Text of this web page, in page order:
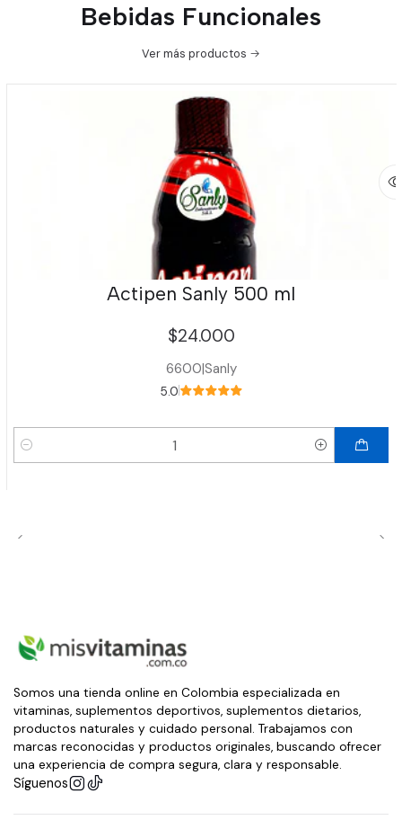
Bebidas Funcionales
Ver más productos
Actipen Sanly 500 ml
$24.000
6600|Sanly
5.0
Cantidad
Somos una tienda online en Colombia especializada en
vitaminas, suplementos deportivos, suplementos dietarios,
productos naturales y cuidado personal. Trabajamos con
marcas reconocidas y productos originales, buscando ofrecer
una experiencia de compra segura, clara y responsable.
Síguenos